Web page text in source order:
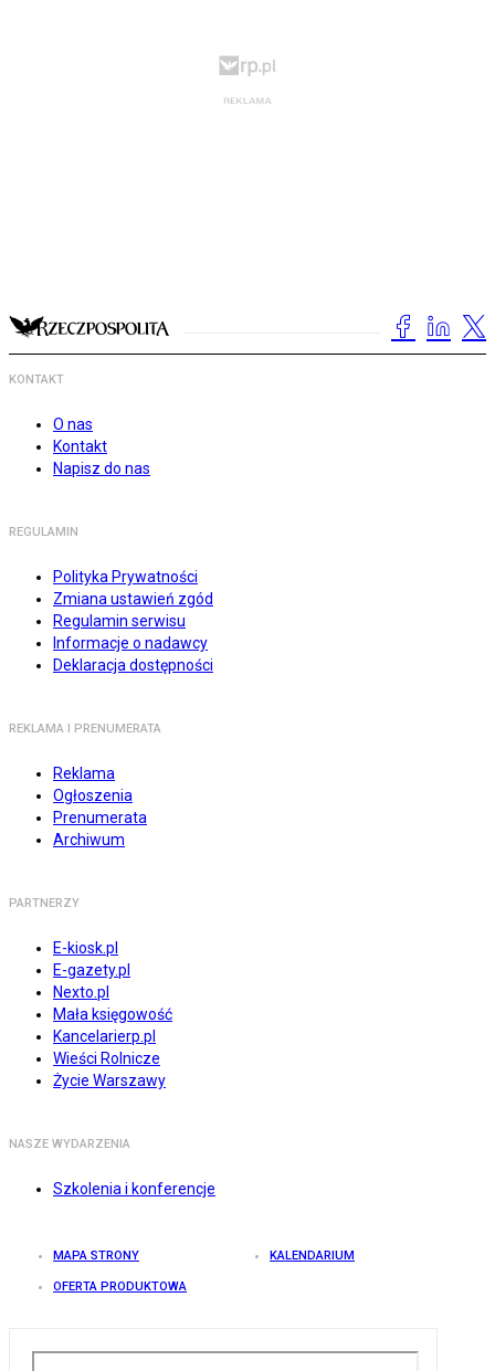
KONTAKT
O nas
Kontakt
Napisz do nas
REGULAMIN
Polityka Prywatności
Zmiana ustawień zgód
Regulamin serwisu
Informacje o nadawcy
Deklaracja dostępności
REKLAMA I PRENUMERATA
Reklama
Ogłoszenia
Prenumerata
Archiwum
PARTNERZY
E-kiosk.pl
E-gazety.pl
Nexto.pl
Mała księgowość
Kancelarierp.pl
Wieści Rolnicze
Życie Warszawy
NASZE WYDARZENIA
Szkolenia i konferencje
MAPA STRONY KALENDARIUM
OFERTA PRODUKTOWA